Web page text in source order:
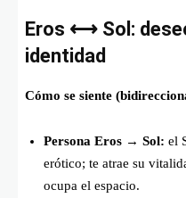
Eros ⟷ Sol:
identidad
Cómo se siente
Persona Eros → Sol: el
erótico; te atrae su
ocupa el espacio.